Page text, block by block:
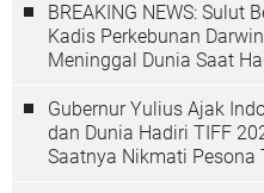
BREAKING NEWS: Sulut
Kadis Perkebunan
Meninggal Dunia Saat
Gubernur Yulius Ajak
dan Dunia Hadiri TIFF
Saatnya Nikmati Pesona